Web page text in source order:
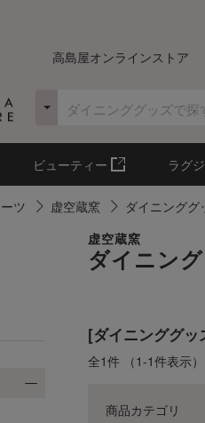
高島屋オンラインストア
ビューティー ラグ
ツ 虚空蔵窯 ダイニンググ
虚空蔵窯
ダイニン
[ダイニンググッ
全1件 （1-1件表示）
商品カテゴリ